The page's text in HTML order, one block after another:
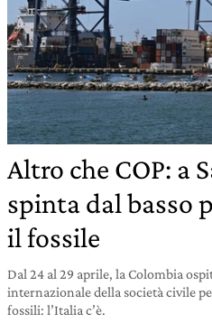
Altro che COP: a
spinta dal basso
il fossile
Dal 24 al 29 aprile, la Colombia
internazionale della società civile
fossili: l’Italia c’è.